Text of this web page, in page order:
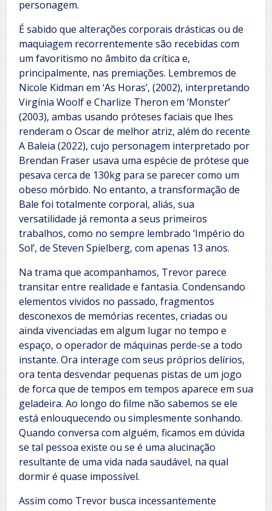
personagem.
É sabido que alterações corporais drásticas ou de
maquiagem recorrentemente são recebidas com
um favoritismo no âmbito da crítica e,
principalmente, nas premiações. Lembremos de
Nicole Kidman em ‘As Horas’, (2002), interpretando
Virgínia Woolf e Charlize Theron em ‘Monster’
(2003), ambas usando próteses faciais que lhes
renderam o Oscar de melhor atriz, além do recente
A Baleia (2022), cujo personagem interpretado por
Brendan Fraser usava uma espécie de prótese que
pesava cerca de 130kg para se parecer como um
obeso mórbido. No entanto, a transformação de
Bale foi totalmente corporal, aliás, sua
versatilidade já remonta a seus primeiros
trabalhos, como no sempre lembrado ‘Império do
Sol’, de Steven Spielberg, com apenas 13 anos.
Na trama que acompanhamos, Trevor parece
transitar entre realidade e fantasia. Condensando
elementos vividos no passado, fragmentos
desconexos de memórias recentes, criadas ou
ainda vivenciadas em algum lugar no tempo e
espaço, o operador de máquinas perde-se a todo
instante. Ora interage com seus próprios delírios,
ora tenta desvendar pequenas pistas de um jogo
de forca que de tempos em tempos aparece em sua
geladeira. Ao longo do filme não sabemos se ele
está enlouquecendo ou simplesmente sonhando.
Quando conversa com alguém, ficamos em dúvida
se tal pessoa existe ou se é uma alucinação
resultante de uma vida nada saudável, na qual
dormir é quase impossível.
Assim como Trevor busca incessantemente